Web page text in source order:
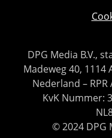
DPG Media B.V.,
Madeweg 40,
Nederland –
KvK Nummer:
© 2024 DPG